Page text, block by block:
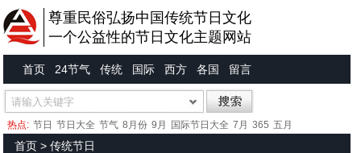
尊重民俗弘扬中国传统节日文化
一个公益性的节日文化主题网站
首页 24节气 传统 国际 西方 各国 留言
热点: 节日 节日大全 节气 8月份 9月 国际节日大全 7月 365 五月
首页 >传统节日